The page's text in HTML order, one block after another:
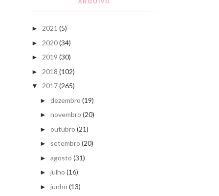
ARQUIVO
► 2021 (5)
► 2020(34)
► 2019 (30)
► 2018 (102)
▼ 2017(265)
► dezembro (19)
► novembro (20)
► outubro (21)
► setembro (20)
► agosto (31)
► julho (16)
► junho (13)